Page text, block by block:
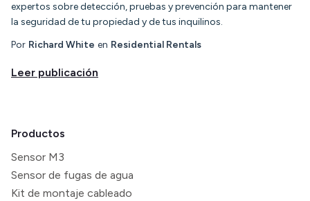
expertos sobre detección, pruebas y prevención para mantener
la seguridad de tu propiedad y de tus inquilinos.
Por Richard White en Residential Rentals
Leer publicación
Productos
Sensor M3
Sensor de fugas de agua
Kit de montaje cableado